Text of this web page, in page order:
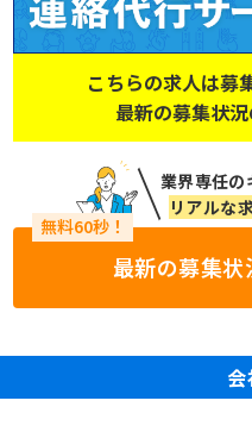
こちらの求人は募
最新の募集状況
業界専任の
リアルな
最新の募集